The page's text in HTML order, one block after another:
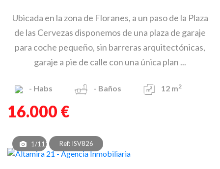
Ubicada en la zona de Floranes, a un paso de la Plaza
de las Cervezas disponemos de una plaza de garaje
para coche pequeño, sin barreras arquitectónicas,
garaje a pie de calle con una única plan ...
- Habs - Baños 12 m2
16.000 €
1/111 Ref: ISV826